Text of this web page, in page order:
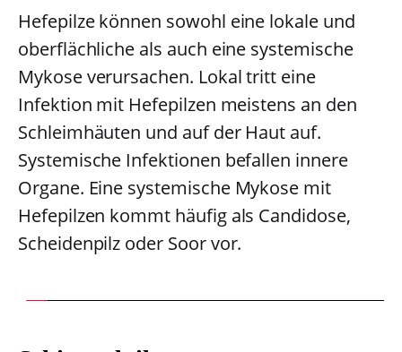
Hefepilze können sowohl eine lokale und
oberflächliche als auch eine systemische
Mykose verursachen. Lokal tritt eine
Infektion mit Hefepilzen meistens an den
Schleimhäuten und auf der Haut auf.
Systemische Infektionen befallen innere
Organe. Eine systemische Mykose mit
Hefepilzen kommt häufig als Candidose,
Scheidenpilz oder Soor vor.